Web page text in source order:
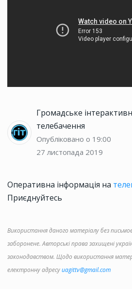
Громадське
телебачення
Опубліковано о 19:00
27 листопада 2019
Оперативна інформація на
Приєднуйтесь
Використання даного матеріалу без
заборонене. Авторські права захищені
законодавством. Щодо використання
електронну адресуuagittv@gmail.com